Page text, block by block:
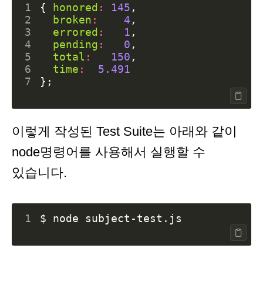
1 { honored : 145 ,
2
broken : 4 ,
3
errored : 1 ,
4
pending : 0 ,
5
total : 150 ,
6
time :
5.491
7
};
이렇게 작성된 Test Suite는 아래와 같이
node명령어를 사용해서 실행할 수
있습니다.
1